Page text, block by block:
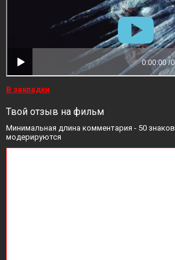
В закладки
Твой отзыв на фильм
Минимальная длина комментария - 50
модерируются